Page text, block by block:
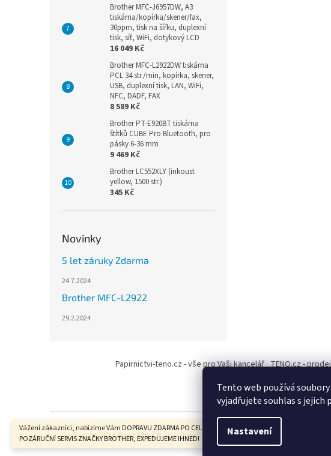
Tento web používá
vyjadřujete souhlas s jejich
Nastavení
Vážení zákazníci, nabízíme Vám DOPRAVU ZDARMA PO CELÉ ČR, ZÁRUČNÍ I
POZÁRUČNÍ SERVIS ZNAČKY BROTHER, EXPEDUJEME IHNED!
Brother MFC-J6957DW, A3
tiskárna/kopírka/skener/fax,
30ppm, tisk na šířku, duplexní
tisk, síť, WiFi, dotykový LCD
16 049 Kč
Brother MFC-L2922DW tiskárna
PCL 34 str./min, kopírka, skener,
USB, duplexní tisk, LAN, WiFi,
NFC, DADF, FAX
8 589 Kč
Brother PT-E920BT tiskárna
štítků CUBE Pro Bluetooth, pro
pásky 6-36 mm
9 469 Kč
Brother LC552XLY (inkoust
yellow, 1500 str.)
345 Kč
Novinky
5 let záruky Zdarma
24.7.2024
Brother MFC-L2922
29.2.2024
Papirnictvi-teno.cz - vše pro Vaši kancelář TENO.cz -
Copyright 2026Brother ČR. Všechna práva vyhrazena.